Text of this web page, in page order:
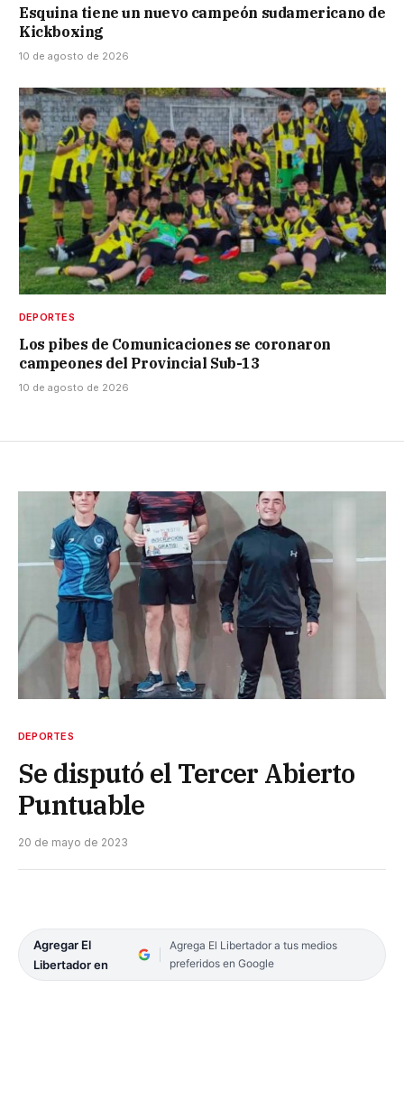
Esquina tiene un nuevo campeón sudamericano de
Kickboxing
10 de agosto de 2026
DEPORTES
Los pibes de Comunicaciones se coronaron
campeones del Provincial Sub-13
10 de agosto de 2026
DEPORTES
Se disputó el Tercer Abierto
Puntuable
20 de mayo de 2023
Agregar El
Libertador en
Agrega El Libertador a tus medios
preferidos en Google